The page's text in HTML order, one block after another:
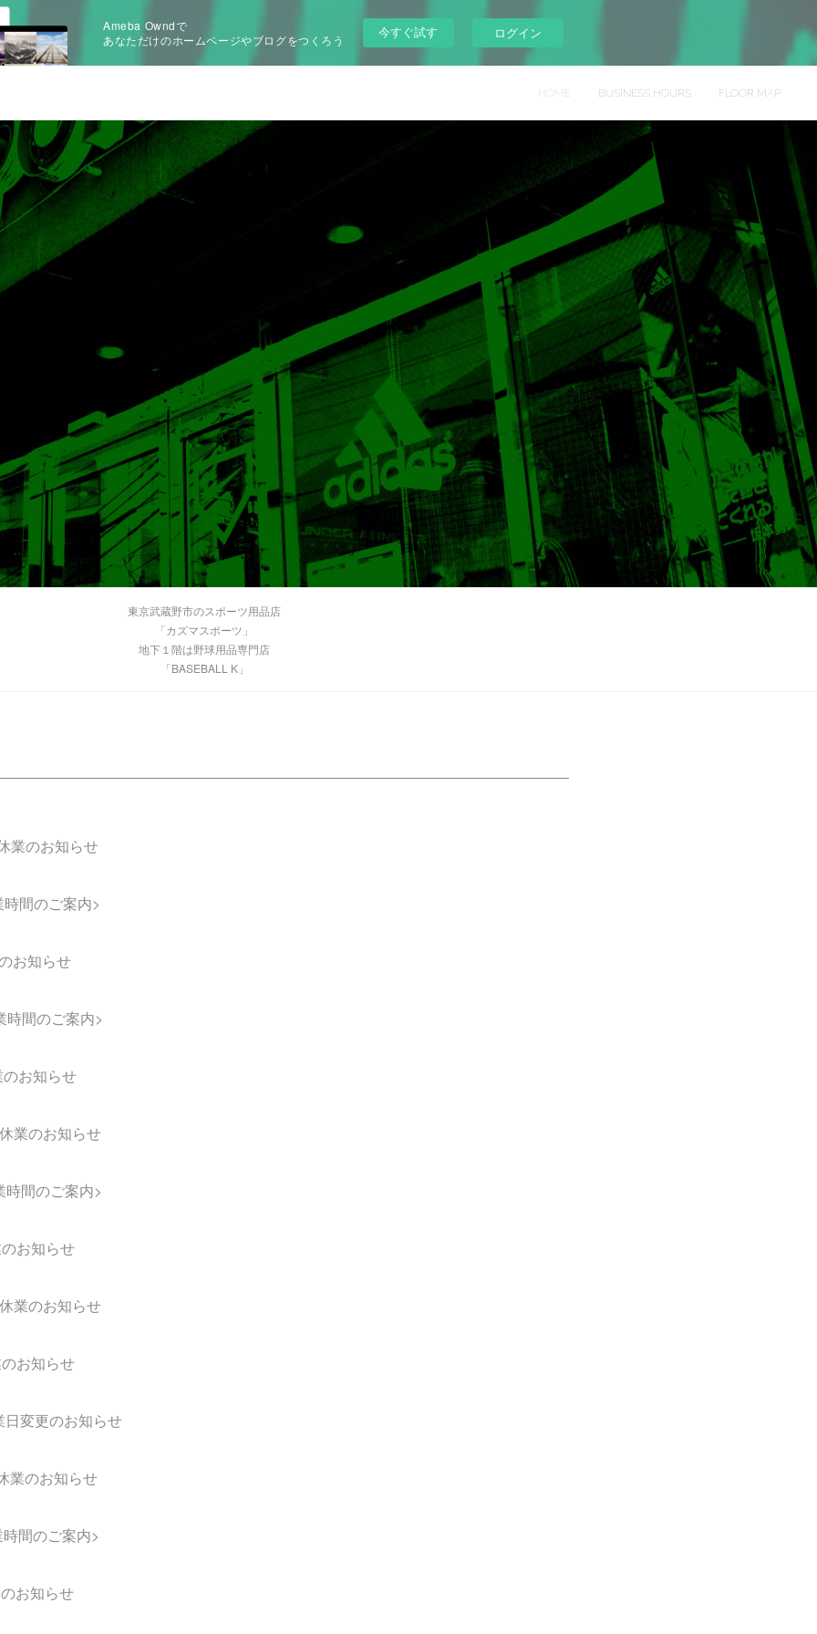
Ameba Owndで
あなただけのホームページやブログをつくろう
今すぐ試す ログイン
HOME BUSINESS HOURS FLOOR MAP
東京武蔵野市のスポーツ用品店
「カズマスポーツ」
地下１階は野球用品専門店
「BASEBALL K」
業のお知らせ
間のご案内>
お知らせ
時間のご案内>
お知らせ
業のお知らせ
時間のご案内>
お知らせ
業のお知らせ
お知らせ
日変更のお知らせ
業のお知らせ
間のご案内>
お知らせ